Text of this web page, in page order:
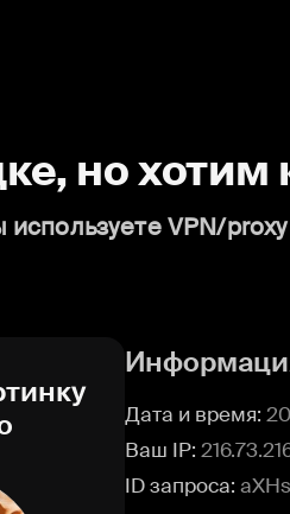
но хотим
VPN/
Дата и время:
Ваш IP:
ID запроса: